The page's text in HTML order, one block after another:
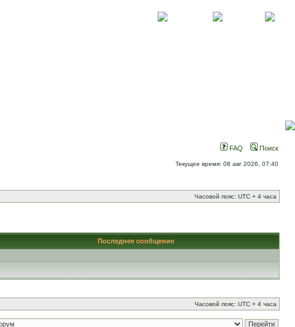
FAQ Поиск
Текущее время: 08 авг 2026, 07:40
Часовой пояс: UTC + 4 часа
Последнее сообщение
Часовой пояс: UTC + 4 часа